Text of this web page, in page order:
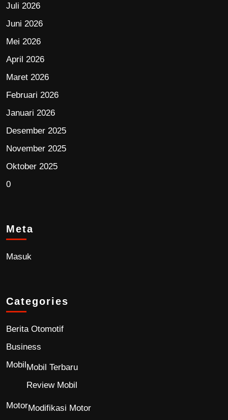
Juli 2026
Juni 2026
Mei 2026
April 2026
Maret 2026
Februari 2026
Januari 2026
Desember 2025
November 2025
Oktober 2025
0
Meta
Masuk
Categories
Berita Otomotif
Business
Mobil Mobil Terbaru
Review Mobil
MotorModifikasi Motor